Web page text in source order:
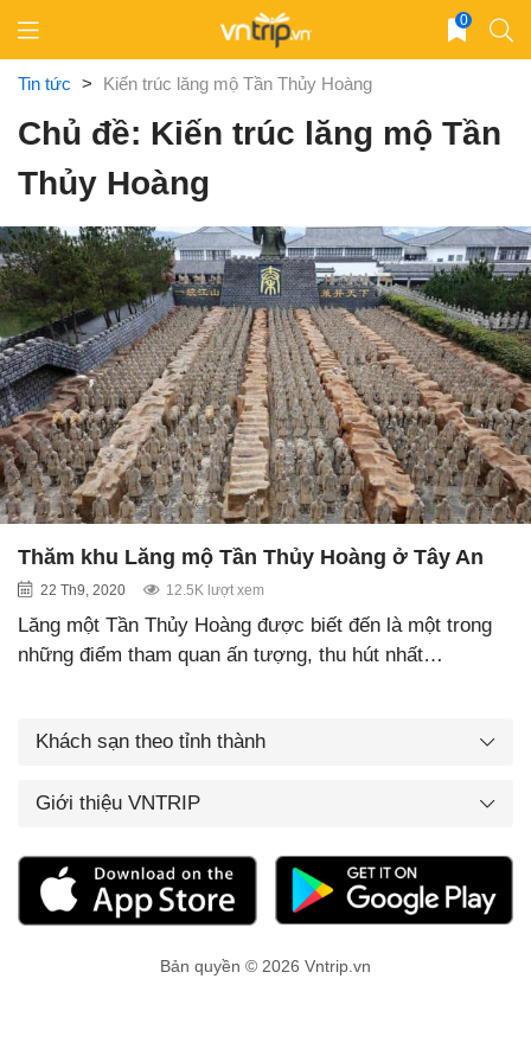
content
0
Tin tức > Kiến trúc lăng mộ Tần Thủy Hoàng
Chủ đề: Kiến trúc lăng mộ Tần
Thủy Hoàng
Thăm khu Lăng mộ Tần Thủy Hoàng ở Tây An
22 Th9, 2020 12.5K lượt xem
Lăng một Tần Thủy Hoàng được biết đến là một trong
những điểm tham quan ấn tượng, thu hút nhất…
Khách sạn theo tỉnh thành
Giới thiệu VNTRIP
Bản quyền © 2026 Vntrip.vn